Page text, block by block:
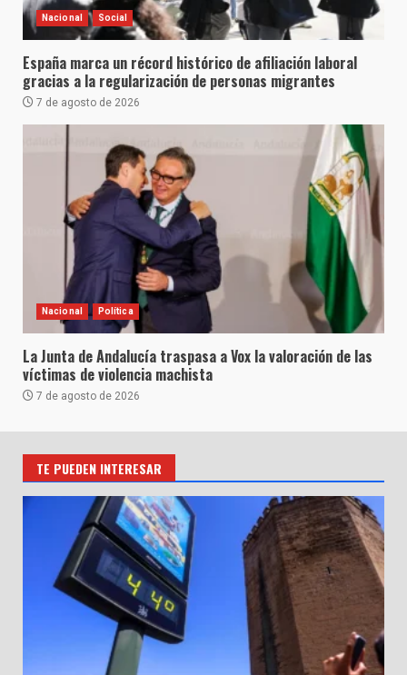
Nacional Social
España marca un récord histórico de afiliación laboral
gracias a la regularización de personas migrantes
7 de agosto de 2026
Nacional Política
La Junta de Andalucía traspasa a Vox la valoración de las
víctimas de violencia machista
7 de agosto de 2026
TE PUEDEN INTERESAR